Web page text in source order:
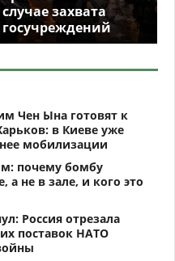
случае захвата
госучреждений
Чен Ына готовят к
в Киеве уже
мобилизации
почему бомбу
а не в зале, и кого это
Россия отрезала
поставок НАТО